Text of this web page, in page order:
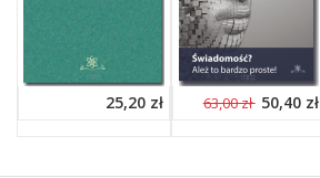
25,20 zł 63,00 zł 50,40 zł